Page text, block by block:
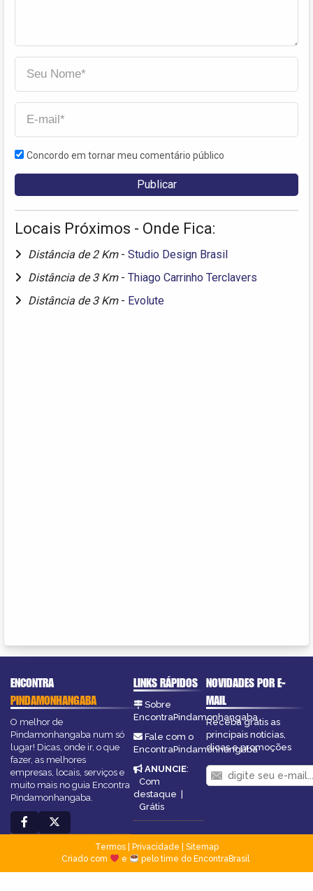
Concordo em tornar meu comentário público
Locais Próximos - Onde Fica:
Distância de 2 Km - Studio Design Brasil
Distância de 3 Km - Thiago Carrinho Terclavers
Distância de 3 Km - Evolute
ENCONTRA
PINDAMONHANGABA
O melhor de
Pindamonhangaba num só
lugar! Dicas, onde ir, o que
fazer, as melhores
empresas, locais, serviços e
muito mais no guia Encontra
Pindamonhangaba.
LINKS RÁPIDOS
Sobre
EncontraPindamonhangaba
Fale com o
EncontraPindamonhangaba
ANUNCIE:
Com
destaque |
Grátis
NOVIDADES POR E-
MAIL
Receba grátis as
principais notícias,
dicas e promoções
Termos| Privacidade
Sitemap
Criado com
e pelo time do EncontraBrasil